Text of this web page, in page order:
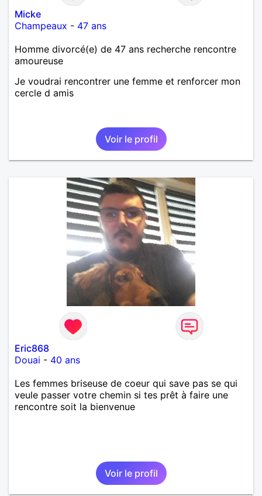
Micke
Champeaux - 47 ans
Homme divorcé(e) de 47 ans recherche rencontre
amoureuse
Je voudrai rencontrer une femme et renforcer mon
cercle d amis
Voir le profil
Eric868
Douai - 40 ans
Les femmes briseuse de coeur qui save pas se qui
veule passer votre chemin si tes prêt à faire une
rencontre soit la bienvenue
Voir le profil